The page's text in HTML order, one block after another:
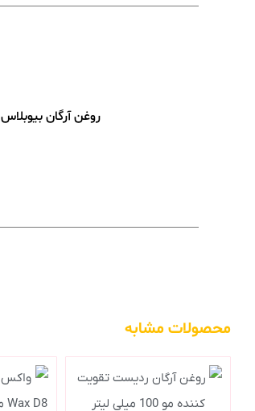
روغن آرگان بیوبلاس 100 میلی لیتر
محصولات مشابه